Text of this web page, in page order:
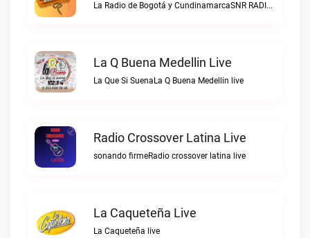
La Radio de Bogotá y CundinamarcaSNR RADIO live
La Q Buena Medellin Live
La Que Si SuenaLa Q Buena Medellin live
Radio Crossover Latina Live
sonando firmeRadio crossover latina live
La Caqueteña Live
La Caqueteña live